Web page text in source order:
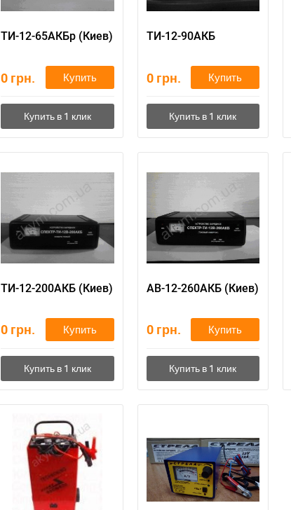
ТИ-12-65АКБр (Киев)
0 грн. Купить
ТИ-12-90АКБ
0 грн. Купить
ТИ-12-200АКБ (Киев)
0 грн. Купить
АВ-12-260АКБ (Киев)
0 грн. Купить